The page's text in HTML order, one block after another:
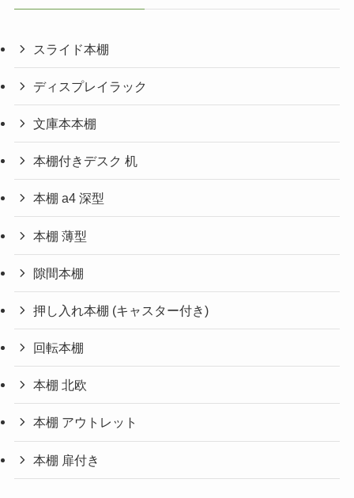
スライド本棚
ディスプレイラック
文庫本本棚
本棚付きデスク 机
本棚 a4 深型
本棚 薄型
隙間本棚
押し入れ本棚 (キャスター付き)
回転本棚
本棚 北欧
本棚 アウトレット
本棚 扉付き